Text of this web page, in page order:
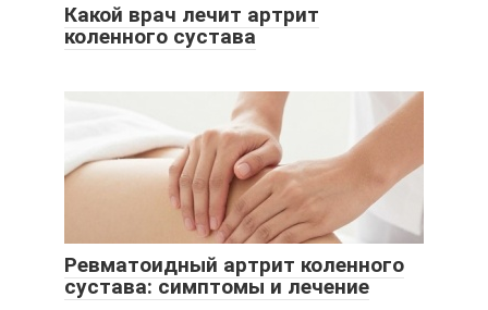
Какой врач лечит артрит
коленного сустава
Ревматоидный артрит коленного
сустава: симптомы и лечение